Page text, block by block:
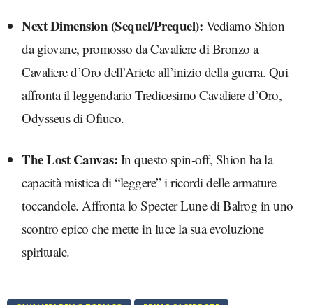
Next Dimension (Sequel/Prequel): Vediamo Shion
da giovane, promosso da Cavaliere di Bronzo a
Cavaliere d’Oro dell’Ariete all’inizio della guerra. Qui
affronta il leggendario Tredicesimo Cavaliere d’Oro,
Odysseus di Ofiuco.
The Lost Canvas: In questo spin-off, Shion ha la
capacità mistica di “leggere” i ricordi delle armature
toccandole. Affronta lo Specter Lune di Balrog in uno
scontro epico che mette in luce la sua evoluzione
spirituale.